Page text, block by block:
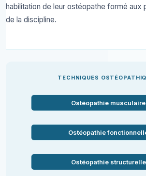
habilitation de leur ostéopathe formé aux
de la discipline.
TECHNIQUES
Ostéopathie musculaire
Ostéopathie
Ostéopathie structurelle